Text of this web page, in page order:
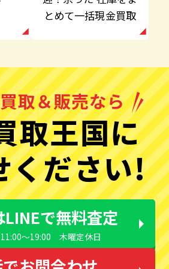
とめて一括現金買取
取王国に
ください!
LINEで無料査定
〜19:00 木曜定休日